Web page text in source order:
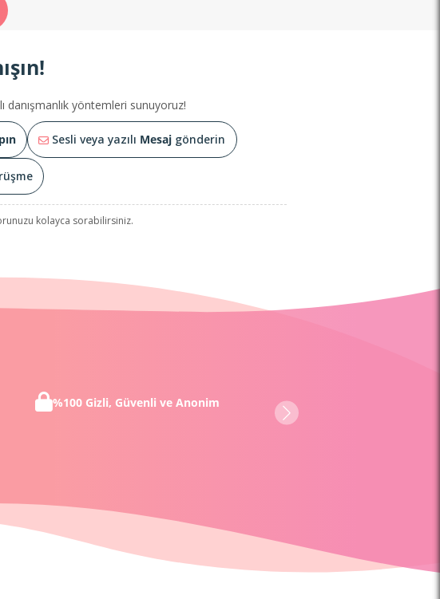
danışmanlık yöntemleri sunuyoruz!
Sesli veya yazılı Mesaj gönderin
kolayca sorabilirsiniz.
Koçlarımız 7/24 telefon, chat
veya E-mail yoluyla rehberlik için